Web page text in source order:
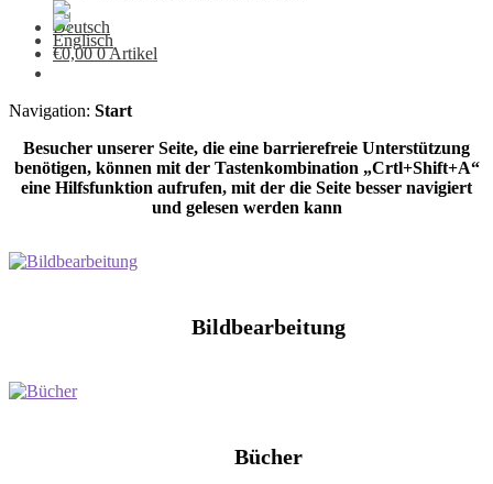
€0,00 0 Artikel
Navigation: Start
Besucher unserer Seite, die eine barrierefreie Unterstützung
benötigen, können mit der Tastenkombination „Crtl+Shift+A“
eine Hilfsfunktion aufrufen, mit der die Seite besser navigiert
und gelesen werden kann
Bildbearbeitung
Bücher